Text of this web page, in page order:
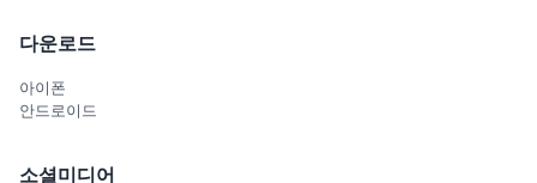
다운로드
아이폰
안드로이드
소셜미디어